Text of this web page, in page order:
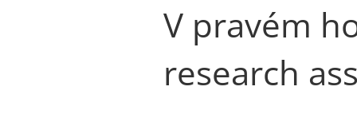
V pravém
research